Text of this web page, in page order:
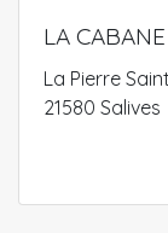
LA
La Pierre
21580 Salives